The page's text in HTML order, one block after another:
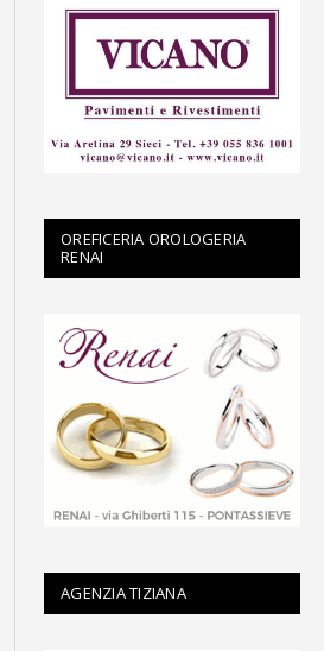
OREFICERIA OROLOGERIA
RENAI
AGENZIA TIZIANA